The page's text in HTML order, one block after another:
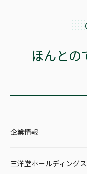
ほんとの
企業情報
三洋堂ホールディングス